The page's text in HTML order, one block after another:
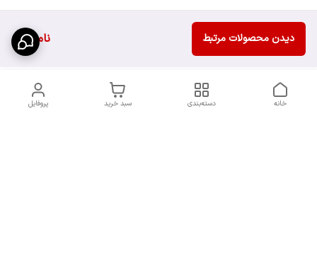
ناموجود دیدن محصولات مرتبط
پروفایل سبد خرید دسته‌بندی خانه